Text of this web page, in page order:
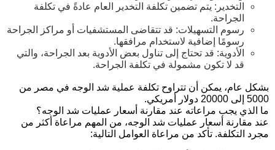
التخدير: يتم تضمين تكلفة التخدير العام عادةً في تكلفة
الجراحة.
رسوم التسهيلات: قد تتقاضى المستشفيات أو مراكز الجراحة
رسومًا إضافية لاستخدام مرافقها.
الأدوية: قد تحتاج إلى تناول بعض الأدوية بعد الجراحة، والتي
قد لا تكون مشمولة في تكلفة الجراحة.
بشكل عام، يمكن أن تتراوح تكلفة عملية شد الوجه في مصر من
5000 إلى 20000 دولار أمريكي.
ما الذي يجب مراعاته عند مقارنة أسعار عمليات شد الوجه؟
عند مقارنة أسعار عمليات شد الوجه، من المهم مراعاة أكثر من
مجرد التكلفة. تأكد من مراعاة العوامل التالية: